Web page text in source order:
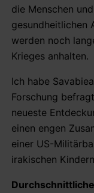
die Menschen
gesundheitlichen
werden noch
Krieges anhalten.
Ich habe
Forschung
neueste
einen engen
einer US-
irakischen